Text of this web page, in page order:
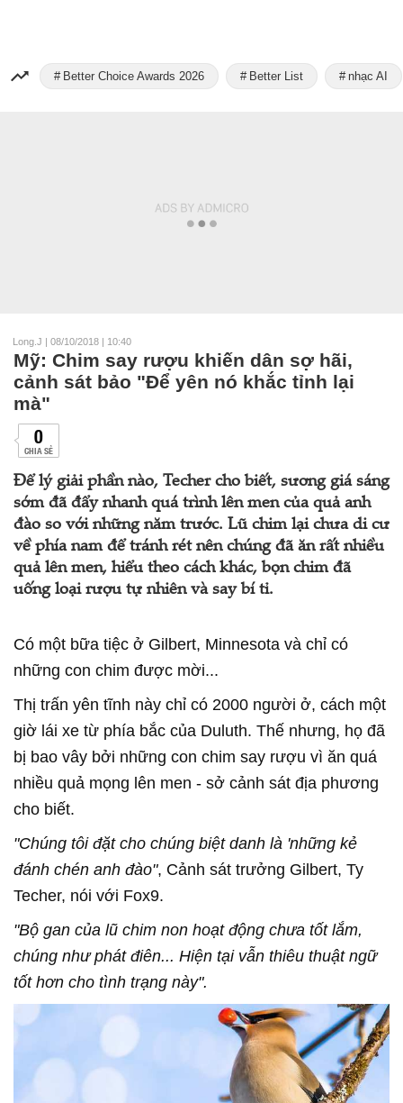
Better Choice Awards 2026 Better List nhạc AI
Long.J | 08/10/2018 | 10:40
Mỹ: Chim say rượu khiến dân sợ hãi,
cảnh sát bảo "Để yên nó khắc tỉnh lại
mà"
0
CHIA SẺ
Để lý giải phần nào, Techer cho biết, sương giá sáng
sớm đã đẩy nhanh quá trình lên men của quả anh
đào so với những năm trước. Lũ chim lại chưa di cư
về phía nam để tránh rét nên chúng đã ăn rất nhiều
quả lên men, hiểu theo cách khác, bọn chim đã
uống loại rượu tự nhiên và say bí tỉ.
Có một bữa tiệc ở Gilbert, Minnesota và chỉ có
những con chim được mời...
Thị trấn yên tĩnh này chỉ có 2000 người ở, cách một
giờ lái xe từ phía bắc của Duluth. Thế nhưng, họ đã
bị bao vây bởi những con chim say rượu vì ăn quá
nhiều quả mọng lên men - sở cảnh sát địa phương
cho biết.
"Chúng tôi đặt cho chúng biệt danh là 'những kẻ
đánh chén anh đào", Cảnh sát trưởng Gilbert, Ty
Techer, nói với Fox9.
"Bộ gan của lũ chim non hoạt động chưa tốt lắm,
chúng như phát điên... Hiện tại vẫn thiêu thuật ngữ
tốt hơn cho tình trạng này".